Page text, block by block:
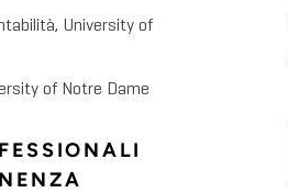
University of
of Notre Dame